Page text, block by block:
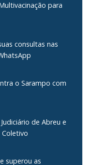
para
consultas nas
o Sarampo com
de Abreu e
superou as